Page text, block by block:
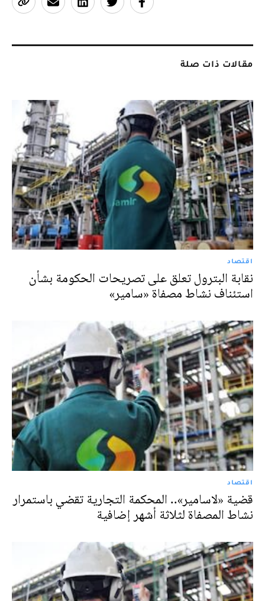
مقالات ذات صلة
اقتصاد
نقابة البترول تعلق على تصريحات الحكومة بشأن
استئناف نشاط مصفاة «سامير»
اقتصاد
قضية «لاسامير».. المحكمة التجارية تقضي باستمرار
نشاط المصفاة لثلاثة أشهر إضافية